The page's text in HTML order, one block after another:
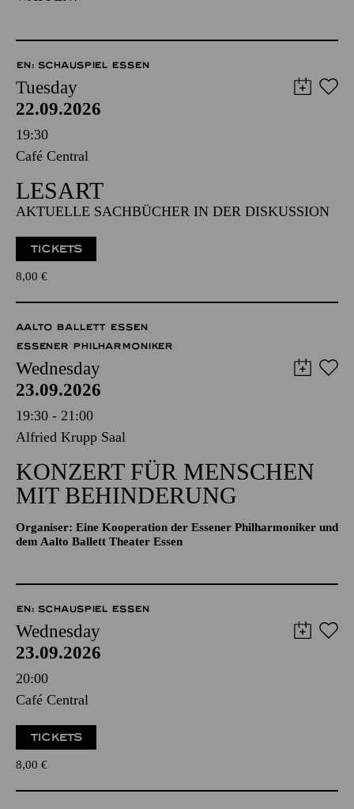
EN: SCHAUSPIEL ESSEN
Tuesday
22.09.2026
19:30
Café Central
LESART
AKTUELLE SACHBÜCHER IN DER DISKUSSION
TICKETS
8,00 €
AALTO BALLETT ESSEN
ESSENER PHILHARMONIKER
Wednesday
23.09.2026
19:30 - 21:00
Alfried Krupp Saal
KONZERT FÜR MENSCHEN
MIT BEHINDERUNG
Organiser: Eine Kooperation der Essener Philharmoniker und
dem Aalto Ballett Theater Essen
EN: SCHAUSPIEL ESSEN
Wednesday
23.09.2026
20:00
Café Central
TICKETS
8,00 €